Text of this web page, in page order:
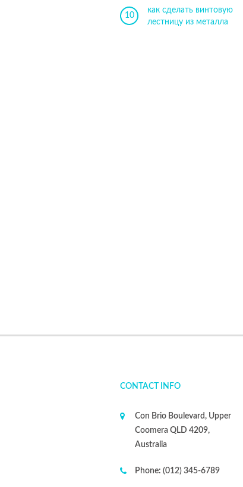
10
как сделать винтовую
лестницу из металла
CONTACT INFO
Con Brio Boulevard, Upper
Coomera QLD 4209,
Australia
Phone: (012) 345-6789